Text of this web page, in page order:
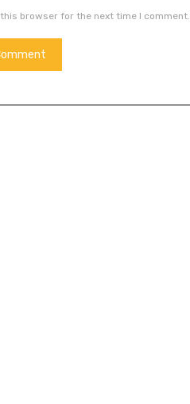
browser for the next time I comment.